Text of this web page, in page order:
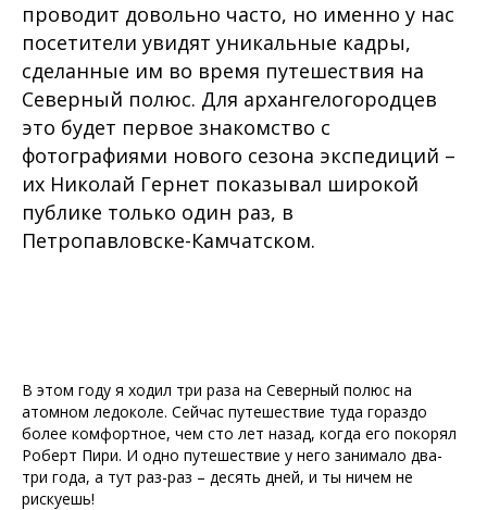
проводит довольно часто, но именно у нас
посетители увидят уникальные кадры,
сделанные им во время путешествия на
Северный полюс. Для архангелогородцев
это будет первое знакомство с
фотографиями нового сезона экспедиций –
их Николай Гернет показывал широкой
публике только один раз, в
Петропавловске-Камчатском.
В этом году я ходил три раза на Северный полюс на
атомном ледоколе. Сейчас путешествие туда гораздо
более комфортное, чем сто лет назад, когда его покорял
Роберт Пири. И одно путешествие у него занимало два-
три года, а тут раз-раз – десять дней, и ты ничем не
рискуешь!